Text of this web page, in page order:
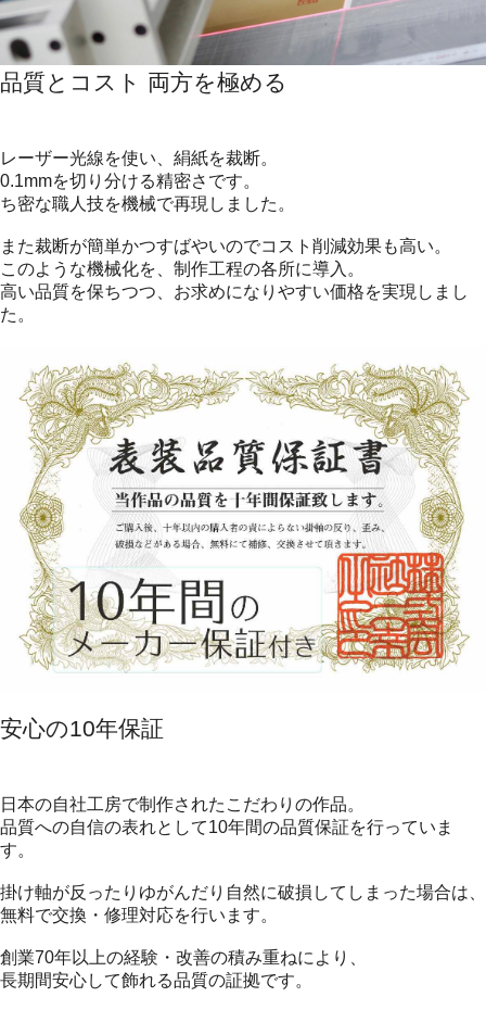
品質とコスト 両方を極める
レーザー光線を使い、絹紙を裁断。
0.1mmを切り分ける精密さです。
ち密な職人技を機械で再現しました。
また裁断が簡単かつすばやいのでコスト削減効果も高い。
このような機械化を、制作工程の各所に導入。
高い品質を保ちつつ、お求めになりやすい価格を実現しまし
た。
安心の10年保証
日本の自社工房で制作されたこだわりの作品。
品質への自信の表れとして10年間の品質保証を行っていま
す。
掛け軸が反ったりゆがんだり自然に破損してしまった場合は、
無料で交換・修理対応を行います。
創業70年以上の経験・改善の積み重ねにより、
長期間安心して飾れる品質の証拠です。